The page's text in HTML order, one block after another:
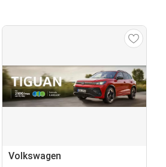
Volkswagen